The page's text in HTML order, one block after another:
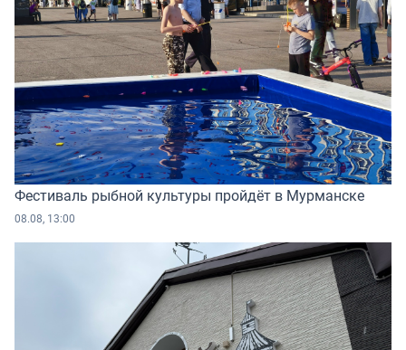
Фестиваль рыбной культуры пройдёт в Мурманске
08.08, 13:00